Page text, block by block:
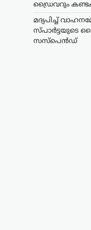
ഡ്രൈവറും
മദ്യപിച്ച്
സ്പാർട്ടയുടെ
സസ്‌പെൻഡ്